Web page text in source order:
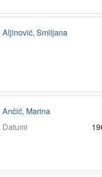
Aljinović, Smiljana
Ančić, Marina
Datumi